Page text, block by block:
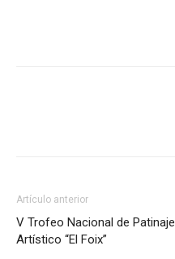
Artículo anterior
V Trofeo Nacional de Patinaje
Artístico “El Foix”